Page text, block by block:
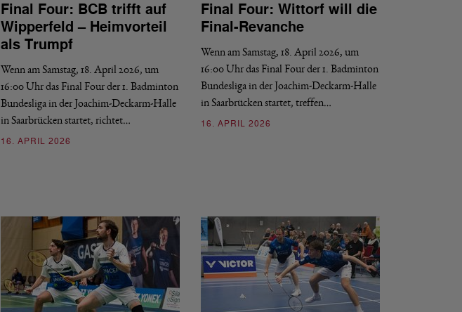
Final Four: BCB trifft auf
Wipperfeld – Heimvorteil
als Trumpf
Wenn am Samstag, 18. April 2026, um
16:00 Uhr das Final Four der 1. Badminton
Bundesliga in der Joachim-Deckarm-Halle
in Saarbrücken startet, richtet…
16. APRIL 2026
Final Four: Wittorf will die
Final-Revanche
Wenn am Samstag, 18. April 2026, um
16:00 Uhr das Final Four der 1. Badminton
Bundesliga in der Joachim-Deckarm-Halle
in Saarbrücken startet, treffen…
16. APRIL 2026